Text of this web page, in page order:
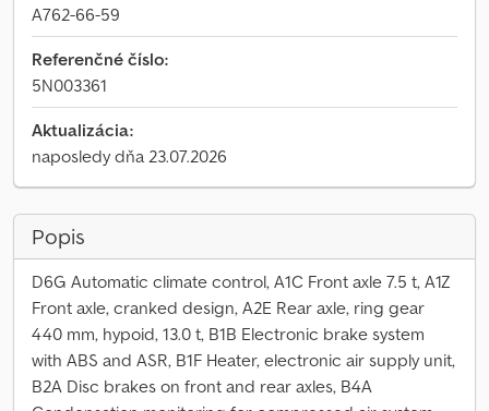
A762-66-59
Referenčné číslo:
5N003361
Aktualizácia:
naposledy dňa 23.07.2026
Popis
D6G Automatic climate control, A1C Front axle 7.5 t, A1Z
Front axle, cranked design, A2E Rear axle, ring gear
440 mm, hypoid, 13.0 t, B1B Electronic brake system
with ABS and ASR, B1F Heater, electronic air supply unit,
B2A Disc brakes on front and rear axles, B4A